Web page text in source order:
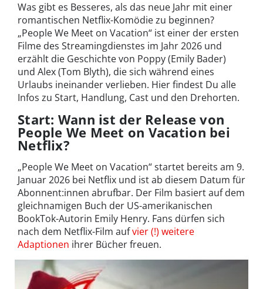
Was gibt es Besseres, als das neue Jahr mit einer
romantischen Netflix-Komödie zu beginnen?
„People We Meet on Vacation“ ist einer der ersten
Filme des Streamingdienstes im Jahr 2026 und
erzählt die Geschichte von Poppy (Emily Bader)
und Alex (Tom Blyth), die sich während eines
Urlaubs ineinander verlieben. Hier findest Du alle
Infos zu Start, Handlung, Cast und den Drehorten.
Start: Wann ist der Release von
People We Meet on Vacation bei
Netflix?
„People We Meet on Vacation“ startet bereits am 9.
Januar 2026 bei Netflix und ist ab diesem Datum für
Abonnent:innen abrufbar. Der Film basiert auf dem
gleichnamigen Buch der US-amerikanischen
BookTok-Autorin Emily Henry. Fans dürfen sich
nach dem Netflix-Film aufvier (!) weitere
Adaptionen ihrer Bücher freuen.